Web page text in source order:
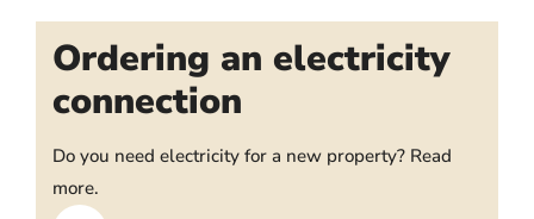
Ordering an electricity
connection
Do you need electricity for a new property? Read
more.